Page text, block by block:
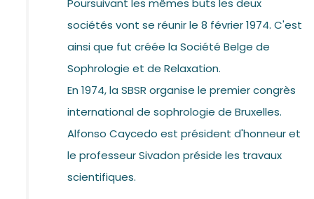
Poursuivant les mêmes buts les deux
sociétés vont se réunir le 8 février 1974. C'est
ainsi que fut créée la Société Belge de
Sophrologie et de Relaxation.
En 1974, la SBSR organise le premier congrès
international de sophrologie de Bruxelles.
Alfonso Caycedo est président d'honneur et
le professeur Sivadon préside les travaux
scientifiques.